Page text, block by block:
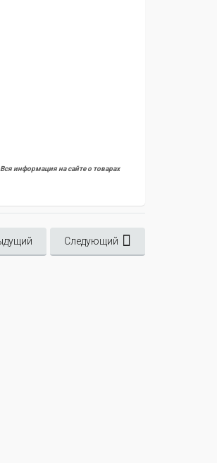
Вся информация на сайте о товарах
Следующий